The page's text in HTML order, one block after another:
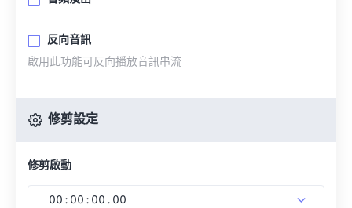
反向音訊
啟用此功能可反向播放音訊串流
修剪設定
修剪啟動
00 : 00 : 00 . 00